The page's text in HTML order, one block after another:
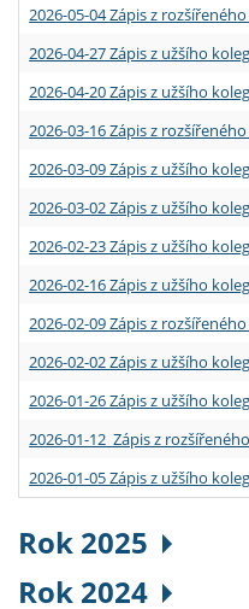
2026-05-04 Zápis z
2026-04-27 Zápis z užšího
2026-04-20 Zápis z užšího
2026-03-16 Zápis z
2026-03-09 Zápis z užšího
2026-03-02 Zápis z užšího
2026-02-23 Zápis z užšího
2026-02-16 Zápis z užšího
2026-02-09 Zápis z
2026-02-02 Zápis z užšího
2026-01-26 Zápis z užšího
2026-01-12 Zápis z
2026-01-05 Zápis z užšího
Rok 2025
Rok 2024